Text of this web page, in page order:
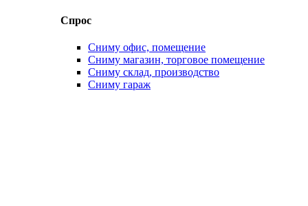
Спрос
Сниму офис, помещение
Сниму магазин, торговое помещение
Сниму склад, производство
Сниму гараж